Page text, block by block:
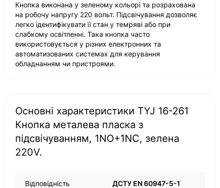
Кнопка виконана у зеленому кольорі та розрахована
на робочу напругу 220 вольт. Підсвічування дозволяє
легко ідентифікувати її стан у темряві або при
слабкому освітленні. Така кнопка часто
використовується у різних електронних та
автоматизованих системах для керування
обладнанням чи пристроями.
Основні характеристики TYJ 16-261
Кнопка металева пласка з
підсвічуванням, 1NO+1NC, зелена
220V.
Відповідність
ДСТУ EN 60947-5-1